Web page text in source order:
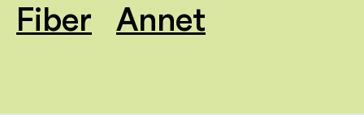
Fiber
Annet